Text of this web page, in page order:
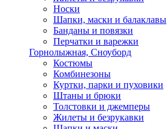
Носки
Шапки, маски и балаклавы
Банданы и повязки
Перчатки и варежки
Горнолыжная, Сноуборд
Костюмы
Комбинезоны
Куртки, парки и пуховики
Штаны и брюки
Толстовки и джемперы
Жилеты и безрукавки